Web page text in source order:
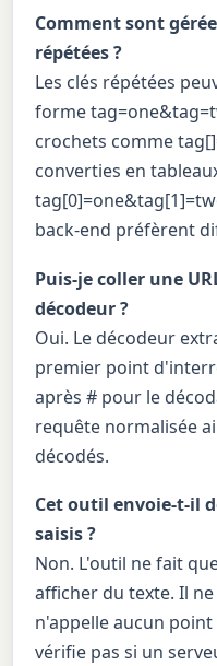
Comment sont
répétées ?
Les clés répétées
forme
crochets comme
converties en
back-end préfèrent
Puis-je coller une
décodeur ?
Oui. Le décodeur
premier point
après # pour le
requête normalisée
décodés.
Cet outil envoie-t-il
saisis ?
Non. L'outil ne fait
afficher du texte. Il ne
n'appelle aucun
vérifie pas si un